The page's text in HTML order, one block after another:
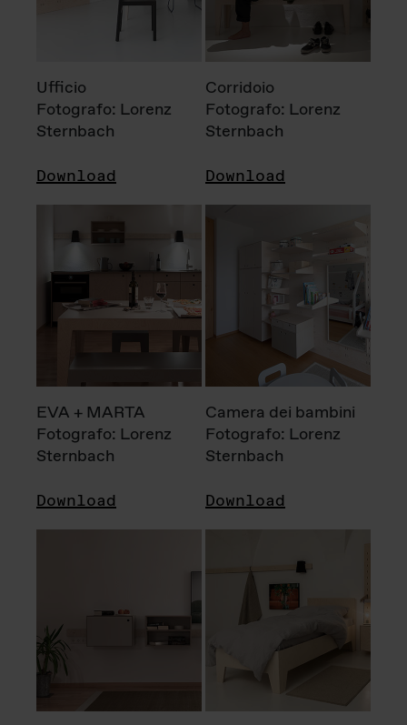
Ufficio
Fotografo: Lorenz
Sternbach
Download
Corridoio
Fotografo: Lorenz
Sternbach
Download
EVA + MARTA
Fotografo: Lorenz
Sternbach
Download
Camera dei bambini
Fotografo: Lorenz
Sternbach
Download